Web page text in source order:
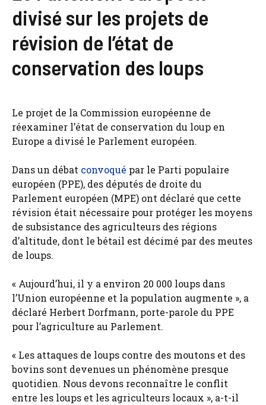
divisé sur les projets de
révision de l’état de
conservation des loups
Le projet de la Commission européenne de
réexaminer l’état de conservation du loup en
Europe a divisé le Parlement européen.
Dans un débat convoqué par le Parti populaire
européen (PPE), des députés de droite du
Parlement européen (MPE) ont déclaré que cette
révision était nécessaire pour protéger les moyens
de subsistance des agriculteurs des régions
d’altitude, dont le bétail est décimé par des meutes
de loups.
« Aujourd’hui, il y a environ 20 000 loups dans
l’Union européenne et la population augmente », a
déclaré Herbert Dorfmann, porte-parole du PPE
pour l’agriculture au Parlement.
« Les attaques de loups contre des moutons et des
bovins sont devenues un phénomène presque
quotidien. Nous devons reconnaître le conflit
entre les loups et les agriculteurs locaux », a-t-il